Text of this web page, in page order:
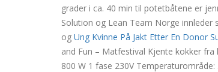
grader i ca. 40 min til potetbåtene er
Solution og Lean Team Norge innleder
og Ung Kvinne På Jakt Etter En Donor
and Fun – Matfestival Kjente kokker fra
800 W 1 fase 230V